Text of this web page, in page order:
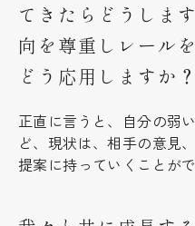
てきたらどうしま
向を尊重しレール
どう応用しますか？
正直に言うと、自分の弱
ど、現状は、相手の意見
提案に持っていくことが